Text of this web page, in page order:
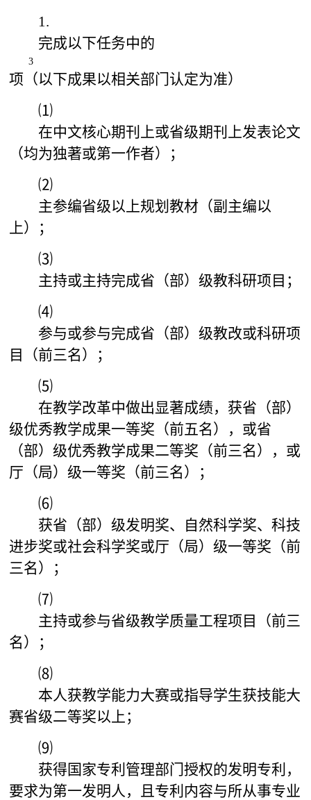
1.
完成以下任务中的
3
项（以下成果以相关部门认定为准）
⑴
在中文核心期刊上或省级期刊上发表论文
（均为独著或第一作者）；
⑵
主参编省级以上规划教材（副主编以
上）；
⑶
主持或主持完成省（部）级教科研项目；
⑷
参与或参与完成省（部）级教改或科研项
目（前三名）；
⑸
在教学改革中做出显著成绩，获省（部）
级优秀教学成果一等奖（前五名），或省
（部）级优秀教学成果二等奖（前三名），或
厅（局）级一等奖（前三名）；
⑹
获省（部）级发明奖、自然科学奖、科技
进步奖或社会科学奖或厅（局）级一等奖（前
三名）；
⑺
主持或参与省级教学质量工程项目（前三
名）；
⑻
本人获教学能力大赛或指导学生获技能大
赛省级二等奖以上；
⑼
获得国家专利管理部门授权的发明专利，
要求为第一发明人，且专利内容与所从事专业